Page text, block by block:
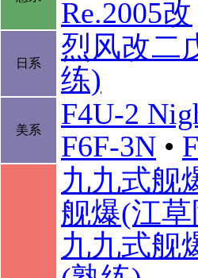
Re.2005改
日系
烈风改二
练)
美系
F4U-2
F6F-3N •
九九式舰
舰爆(江
九九式舰